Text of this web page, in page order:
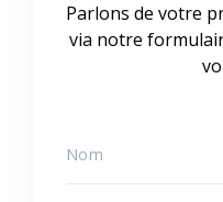
Parlons de votre
via notre